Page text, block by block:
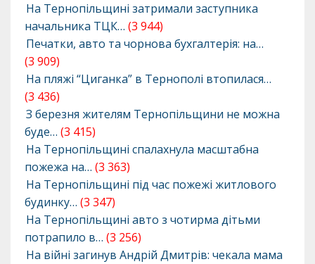
На Тернопільщині затримали заступника
начальника ТЦК… (3 944)
Печатки, авто та чорнова бухгалтерія: на…
(3 909)
На пляжі “Циганка” в Тернополі втопилася…
(3 436)
З березня жителям Тернопільщини не можна
буде… (3 415)
На Тернопільщині спалахнула масштабна
пожежа на… (3 363)
На Тернопільщині під час пожежі житлового
будинку… (3 347)
На Тернопільщині авто з чотирма дітьми
потрапило в… (3 256)
На війні загинув Андрій Дмитрів: чекала мама